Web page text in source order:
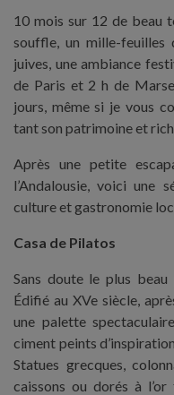
10 mois sur 12 de beau
souffle, un mille-feuilles
juives, une ambiance
de Paris et 2 h de
jours, même si je vous
tant son patrimoine et
Après une petite
l’Andalousie, voici une
culture et gastronomie
Casa de Pilatos
Sans doute le plus
Édifié au XVe siècle,
une palette
ciment peints
Statues grecques,
caissons ou dorés à